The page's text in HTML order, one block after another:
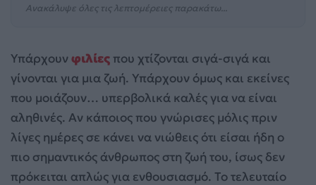
Ανακάλυψε όλες τις λεπτομέρειες παρακάτω...
Υπάρχουνφιλίες που χτίζονται σιγά-σιγά και
γίνονται για μια ζωή. Υπάρχουν όμως και εκείνες
που μοιάζουν… υπερβολικά καλές για να είναι
αληθινές. Αν κάποιος που γνώρισες μόλις πριν
λίγες ημέρες σε κάνει να νιώθεις ότι είσαι ήδη ο
πιο σημαντικός άνθρωπος στη ζωή του, ίσως δεν
πρόκειται απλώς για ενθουσιασμό. Το τελευταίο